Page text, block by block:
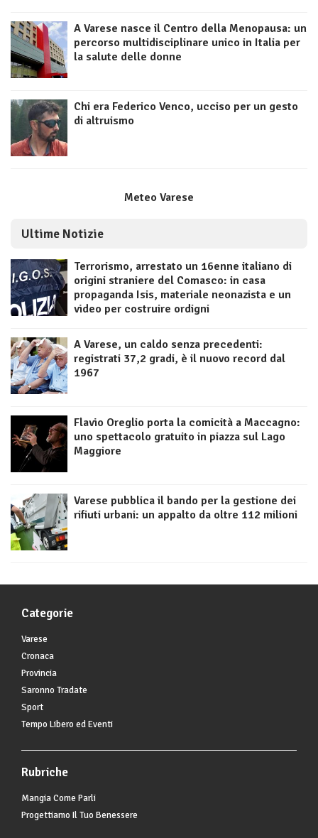
A Varese nasce il Centro della Menopausa: un
percorso multidisciplinare unico in Italia per
la salute delle donne
Chi era Federico Venco, ucciso per un gesto
di altruismo
Meteo Varese
Ultime Notizie
Terrorismo, arrestato un 16enne italiano di
origini straniere del Comasco: in casa
propaganda Isis, materiale neonazista e un
video per costruire ordigni
A Varese, un caldo senza precedenti:
registrati 37,2 gradi, è il nuovo record dal
1967
Flavio Oreglio porta la comicità a Maccagno:
uno spettacolo gratuito in piazza sul Lago
Maggiore
Varese pubblica il bando per la gestione dei
rifiuti urbani: un appalto da oltre 112 milioni
Categorie
Varese
Cronaca
Provincia
Saronno Tradate
Sport
Tempo Libero ed Eventi
Rubriche
Mangia Come Parli
Progettiamo Il Tuo Benessere